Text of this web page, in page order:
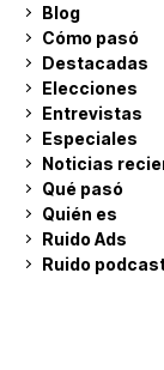
Blog
Cómo pasó
Destacadas
Elecciones
Entrevistas
Especiales
Noticias
Qué pasó
Quién es
Ruido Ads
Ruido